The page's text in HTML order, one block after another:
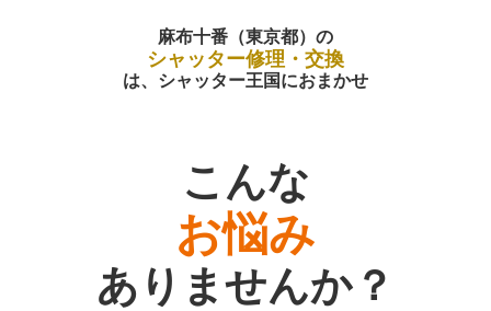
麻布十番（東京都）の
シャッター修理・交換
は、シャッター王国におまかせ
こんな
お悩み
ありませんか？